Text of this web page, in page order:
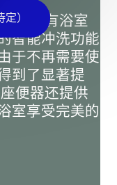
）
是所有浴室
智能冲洗功能
于不再需要使
到了显著提
便器还提供
室享受完美的